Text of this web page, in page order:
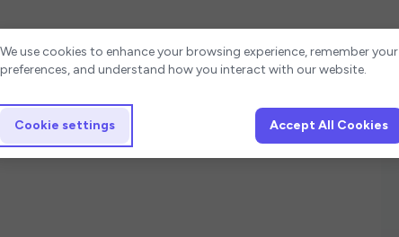
Cookie settings
We use cookies to enhance your browsing experience, remember your
preferences, and understand how you interact with our website.
Cookie settings Accept All Cookies